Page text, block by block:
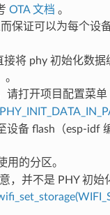
OTA 文档 。
保证可以为每个设
将 phy 初始化数据
请打开项目配置菜单
设备 flash（esp-idf
用的分区。
，并不是 PHY 初始